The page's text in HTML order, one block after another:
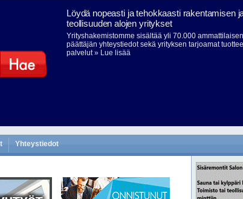
Löydä nopeasti ja tehokkaasti rakentamisen
teollisuuden alojen yritykset
Yrityshakemistomme sisältää yli 70.000
päättäjän yhteystiedot sekä yrityksen tarjoamat
palvelut» Lue lisää
Yhteystiedot